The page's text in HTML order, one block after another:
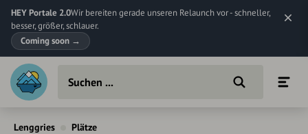
HEY Portale 2.0Wir bereiten gerade unseren Relaunch vor - schneller,
besser, größer, schlauer.
Coming soon →
Lenggries Plätze